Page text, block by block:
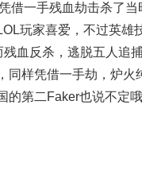
借一手残血劫击杀了
玩家喜爱，不过英
残血反杀，逃脱五人追
同样凭借一手劫，炉
的第二Faker也说不定